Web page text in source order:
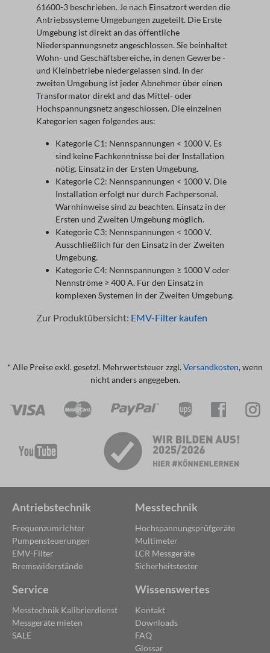
61600-3 beschrieben. Je nach Einsatzort werden die
Antriebssysteme Umgebungen zugeteilt. Die Erste
Umgebung ist direkt an das öffentliche
Niederspannungsnetz angeschlossen. Sie beinhaltet
Wohn- und Geschäftsbereiche, in denen Gewerbe -
und Kleinbetriebe niedergelassen sind. In der
zweiten Umgebung ist jeder Abnehmer über einen
Transformator direkt and das Mittel- oder
Hochspannungsnetz angeschlossen. Die einzelnen
Kategorien sagen folgendes aus:
Kategorie C1: Nennspannungen < 1000 V. Es
sind keine Fachkenntnisse bei der Installation
nötig. Einsatz in der Ersten Umgebung.
Kategorie C2: Nennspannungen < 1000 V. Die
Installation erfolgt nur durch Fachpersonal.
Warnhinweise sind zu beachten. Einsatz in der
Ersten und Zweiten Umgebung möglich.
Kategorie C3: Nennspannungen < 1000 V.
Ausschließlich für den Einsatz in der Zweiten
Umgebung.
Kategorie C4: Nennspannungen ≥ 1000 V oder
Nennströme ≥ 400 A. Für den Einsatz in
komplexen Systemen in der Zweiten Umgebung.
Zur Produktübersicht: EMV-Filter kaufen
* Alle Preise exkl. gesetzl. Mehrwertsteuer zzgl. Versandkosten, wenn
nicht anders angegeben.
Antriebstechnik
Frequenzumrichter
Pumpensteuerungen
EMV-Filter
Bremswiderstände
Messtechnik
Hochspannungsprüfgeräte
Multimeter
LCR Messgeräte
Sicherheitstester
Service
Messtechnik Kalibrierdienst
Messgeräte mieten
SALE
Wissenswertes
Kontakt
Downloads
FAQ
Glossar